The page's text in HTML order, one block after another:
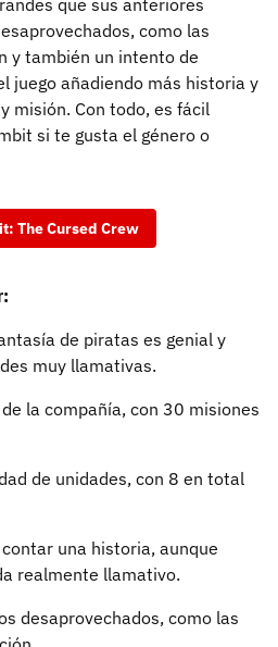
como las
y también un intento de
juego añadiendo más historia y
misión. Con todo, es fácil
si te gusta el género o
The Cursed Crew
de piratas es genial y
muy llamativas.
la compañía, con 30 misiones
de unidades, con 8 en total
una historia, aunque
realmente llamativo.
desaprovechados, como las